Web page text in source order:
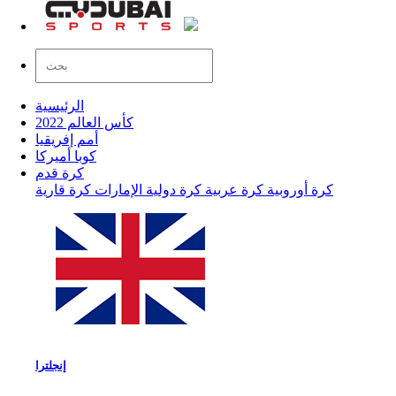
الرئيسية
كأس العالم 2022
أمم إفريقيا
كوبا أميركا
كرة قدم
كرة أوروبية كرة عربية كرة دولية الإمارات كرة قارية
إنجلترا